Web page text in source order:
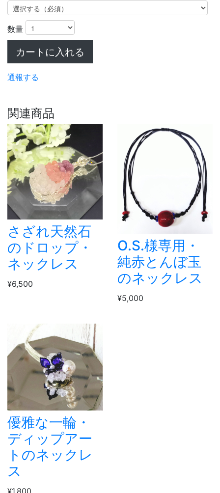
数量
カートに入れる
通報する
関連商品
さざれ天然石
のドロップ・
ネックレス
¥6,500
O.S.様専用・
純赤とんぼ玉
のネックレス
¥5,000
優雅な一輪・
ディップアー
トのネックレ
ス